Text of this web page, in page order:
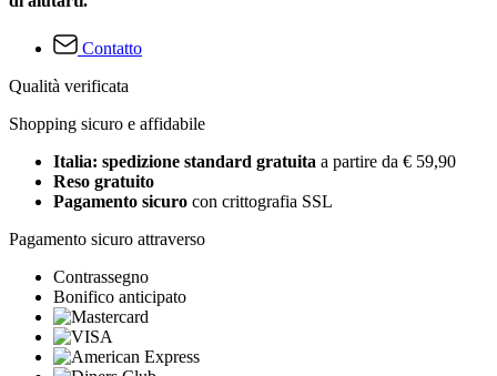
Contatto
Qualità verificata
Shopping sicuro e affidabile
Italia: spedizione standard gratuita a partire da € 59,90
Reso gratuito
Pagamento sicuro con crittografia SSL
Pagamento sicuro attraverso
Contrassegno
Bonifico anticipato